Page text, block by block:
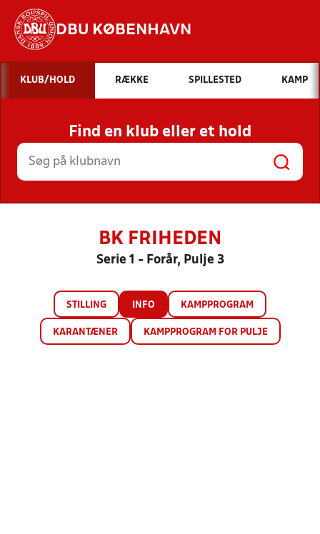
DBU KØBENHAVN
Hvad vil du søge efter?
INDHOLD OG NYHEDER
STILLINGER, RESULTATER, KLUBBER OG
HOLD
KLUB/HOLD RÆKKE SPILLESTED KAMP
Find en klub eller et hold
BK FRIHEDEN
Serie 1 - Forår, Pulje 3
STILLING INFO KAMPPROGRAM
KARANTÆNER KAMPPROGRAM FOR PULJE